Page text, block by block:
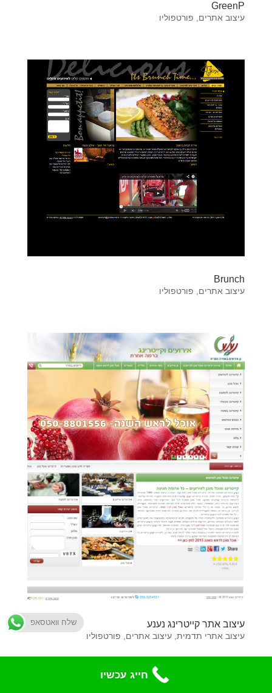
GreenP
עיצוב אתרים, פורטפוליו
Brunch
עיצוב אתרים, פורטפוליו
עיצוב אתר קייטרינג נענע
עיצוב אתרי תדמית, עיצוב אתרים פורטפוליו
ידי אם סי פבליש עבור חברת קייטרינג נענע, אשר מספקת
שלח וואטסאפ
חייג עכשיו